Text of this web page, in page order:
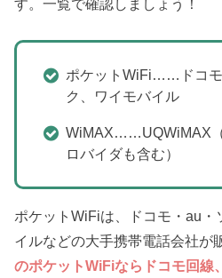
す。一覧で確認しましょう！
ポケットWiFi……ドコ
ク、ワイモバイル
WiMAX……UQWiMAX
ロバイダも含む）
ポケットWiFiは、ドコモ・au・
イルなどの大手携帯電話会社が
のポケットWiFiならドコモ回線